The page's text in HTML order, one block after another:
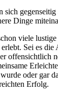
sich
Dinge
viele
Sei es
offensichtlich
oder gar
Erfolg.